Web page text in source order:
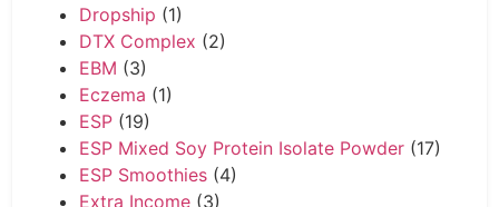
Dropship (1)
DTX Complex (2)
EBM (3)
Eczema (1)
ESP (19)
ESP Mixed Soy Protein Isolate Powder (17)
ESP Smoothies (4)
Extra Income (3)